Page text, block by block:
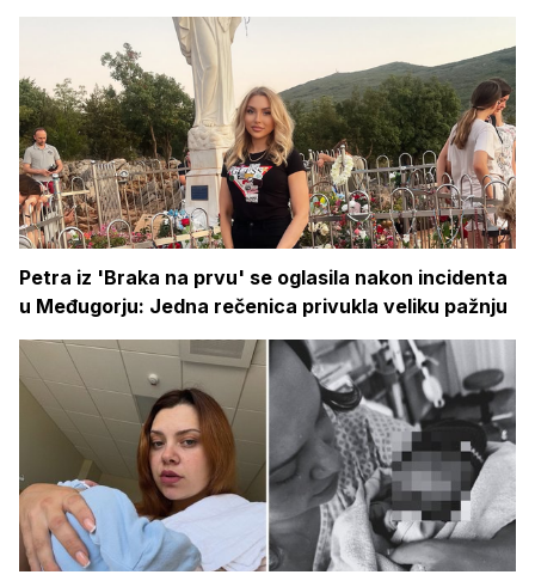
Petra iz 'Braka na prvu' se oglasila nakon incidenta
u Međugorju: Jedna rečenica privukla veliku pažnju